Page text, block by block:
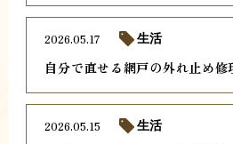
自分で直せる網戸の外れ止め修
2026.05.17 生活
2026.05.15 生活